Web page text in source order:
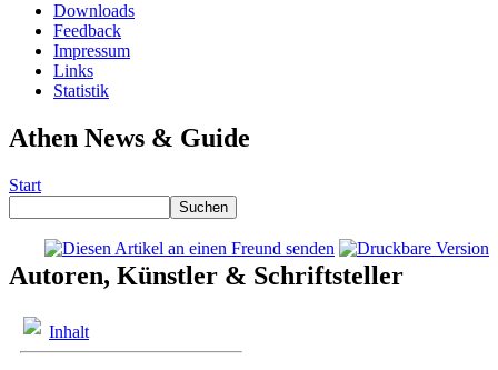
Downloads
Feedback
Impressum
Links
Statistik
Athen News & Guide
Start
Autoren, Künstler & Schriftsteller
Inhalt